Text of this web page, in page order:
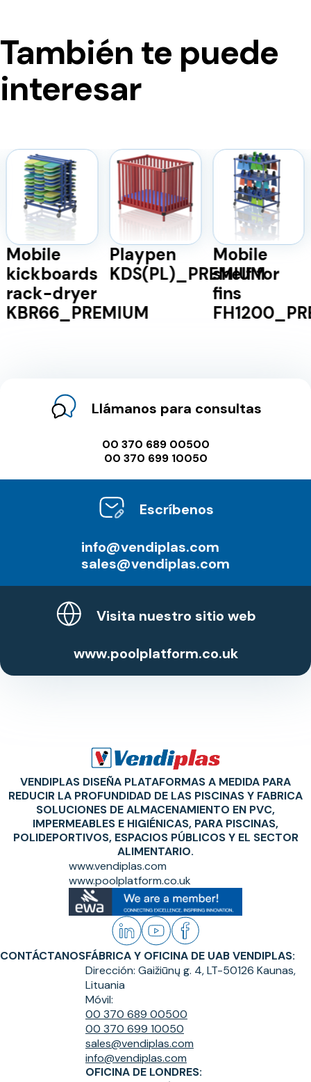
También te puede
interesar
Mobile
kickboards
rack-dryer
KBR66_PREMIUM
Playpen
KDS(PL)_PREMIUM
Mobile
shelf for
fins
Llámanos para consultas
00 370 689 00500
00 370 699 10050
Escríbenos
info@vendiplas.com
sales@vendiplas.com
Visita nuestro sitio web
www.poolplatform.co.uk
VENDIPLAS DISEÑA PLATAFORMAS A MEDIDA PARA
REDUCIR LA PROFUNDIDAD DE LAS PISCINAS Y FABRICA
SOLUCIONES DE ALMACENAMIENTO EN PVC,
IMPERMEABLES E HIGIÉNICAS, PARA PISCINAS,
POLIDEPORTIVOS, ESPACIOS PÚBLICOS Y EL SECTOR
ALIMENTARIO.
www.vendiplas.com
www.poolplatform.co.uk
CONTÁCTANOSFÁBRICA Y OFICINA DE UAB VENDIPLAS:
Dirección: Gaižiūnų g. 4, LT-50126 Kaunas,
Lituania
Móvil:
00 370 689 00500
00 370 699 10050
sales@vendiplas.com
info@vendiplas.com
OFICINA DE LONDRES: